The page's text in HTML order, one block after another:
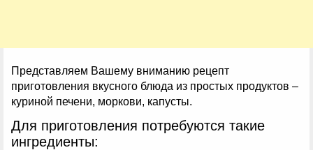
Представляем Вашему вниманию рецепт
приготовления вкусного блюда из простых продуктов –
куриной печени, моркови, капусты.
Для приготовления потребуются такие
ингредиенты: